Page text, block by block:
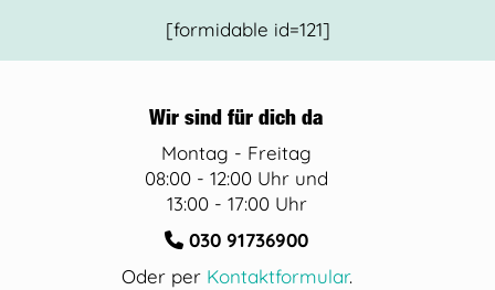
[formidable id=121]
Wir sind für dich da
Montag - Freitag
08:00 - 12:00 Uhr und
13:00 - 17:00 Uhr
030 91736900
Oder per Kontaktformular.